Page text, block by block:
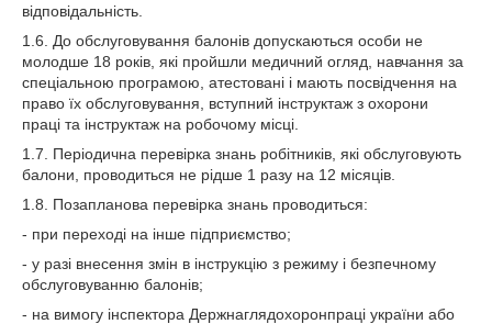
відповідальність.
1.6. До обслуговування балонів допускаються особи не
молодше 18 років, які пройшли медичний огляд, навчання за
спеціальною програмою, атестовані і мають посвідчення на
право їх обслуговування, вступний інструктаж з охорони
праці та інструктаж на робочому місці.
1.7. Періодична перевірка знань робітників, які обслуговують
балони, проводиться не рідше 1 разу на 12 місяців.
1.8. Позапланова перевірка знань проводиться:
- при переході на інше підприємство;
- у разі внесення змін в інструкцію з режиму і безпечному
обслуговуванню балонів;
- на вимогу інспектора Держнаглядохоронпраці україни або